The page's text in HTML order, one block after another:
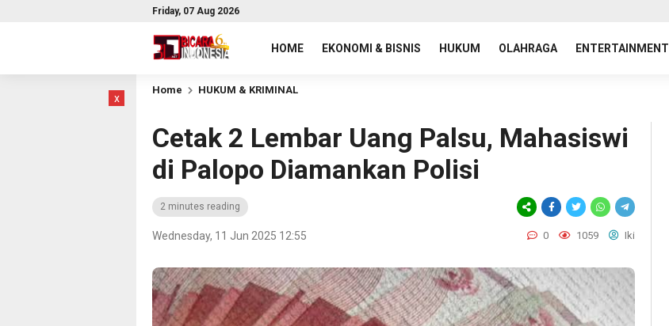
Friday, 07 Aug 2026
HOME EKONOMI & BISNIS HUKUM OLAHRAGA ENTERTAINMENT
x
Home HUKUM & KRIMINAL
Cetak 2 Lembar Uang Palsu, Mahasiswi
di Palopo Diamankan Polisi
2 minutes reading
Wednesday, 11 Jun 2025 12:55 0 1059 Iki